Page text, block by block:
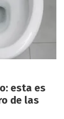
esta es
de las